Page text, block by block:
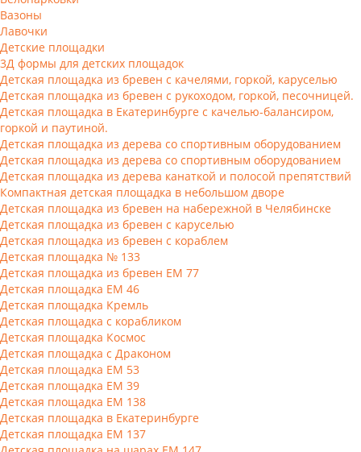
Вазоны
Лавочки
Детские площадки
3Д формы для детских площадок
Детская площадка из бревен с качелями, горкой, каруселью
Детская площадка из бревен с рукоходом, горкой, песочницей.
Детская площадка в Екатеринбурге с качелью-балансиром,
горкой и паутиной.
Детская площадка из дерева со спортивным оборудованием
Детская площадка из дерева со спортивным оборудованием
Детская площадка из дерева канаткой и полосой препятствий
Компактная детская площадка в небольшом дворе
Детская площадка из бревен на набережной в Челябинске
Детская площадка из бревен с каруселью
Детская площадка из бревен с кораблем
Детская площадка № 133
Детская площадка из бревен ЕМ 77
Детская площадка ЕМ 46
Детская площадка Кремль
Детская площадка с корабликом
Детская площадка Космос
Детская площадка с Драконом
Детская площадка ЕМ 53
Детская площадка ЕМ 39
Детская площадка ЕМ 138
Детская площадка в Екатеринбурге
Детская площадка ЕМ 137